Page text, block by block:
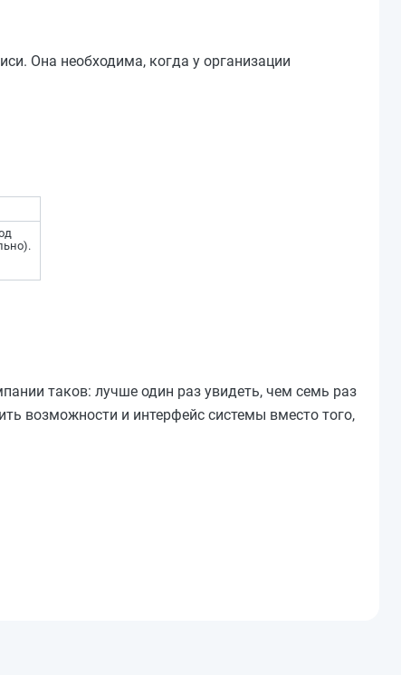
Она необходима, когда у организации
таков: лучше один раз увидеть, чем семь раз
возможности и интерфейс системы вместо того,